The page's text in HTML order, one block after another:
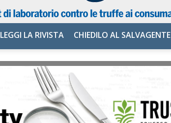
Salvagente
LEGGI LA RIVISTA CHIEDILO AL SALVAGENTE